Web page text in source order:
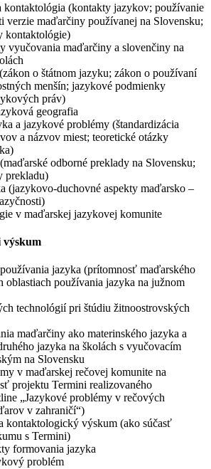
(kontakty jazykov; používanie
verzie maďarčiny používanej na Slovensku;
kontaktológie)
vyučovania maďarčiny a slovenčiny na
o štátnom jazyku; zákon o používaní
menšín; jazykové podmienky
práv)
geografia
a jazykové problémy (štandardizácia
a názvov miest; teoretické otázky
odborné preklady na Slovensku;
prekladu)
(jazykovo-duchovné aspekty maďarsko –
v maďarskej jazykovej komunite
výskum
jazyka (prítomnosť maďarského
oblastiach používania jazyka na južnom
technológií pri štúdiu žitnoostrovských
maďarčiny ako materinského jazyka a
jazyka na školách s vyučovacím
na Slovensku
v maďarskej rečovej komunite na
projektu Termini realizovaného
„Jazykové problémy v rečových
v zahraničí“)
kontaktologický výskum (ako súčasť
s Termini)
formovania jazyka
problém